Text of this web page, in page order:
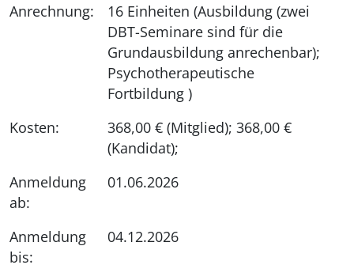
Anrechnung:
16 Einheiten (Ausbildung (zwei
DBT-Seminare sind für die
Grundausbildung anrechenbar);
Psychotherapeutische
Fortbildung )
Kosten:
368,00 € (Mitglied); 368,00 €
(Kandidat);
Anmeldung
ab:
01.06.2026
Anmeldung
bis:
04.12.2026